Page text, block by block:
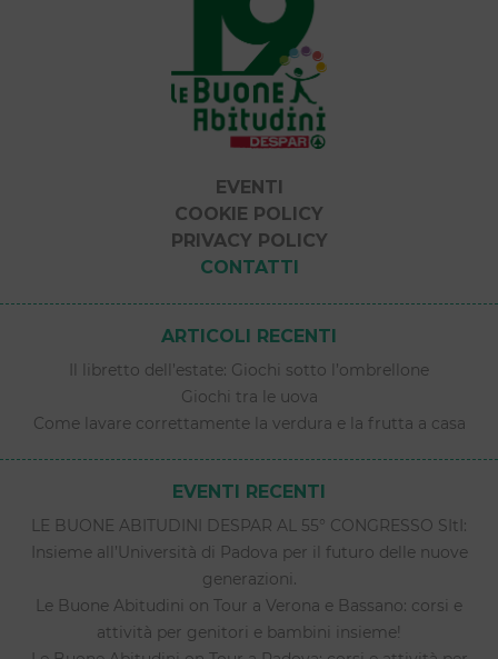
EVENTI
COOKIE POLICY
PRIVACY POLICY
CONTATTI
ARTICOLI RECENTI
Il libretto dell’estate: Giochi sotto l’ombrellone
Giochi tra le uova
Come lavare correttamente la verdura e la frutta a casa
EVENTI RECENTI
LE BUONE ABITUDINI DESPAR AL 55° CONGRESSO SItI:
Insieme all’Università di Padova per il futuro delle nuove
generazioni.
Le Buone Abitudini on Tour a Verona e Bassano: corsi e
attività per genitori e bambini insieme!